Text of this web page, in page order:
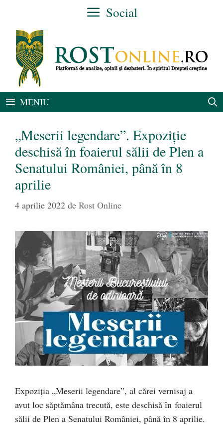
conținut
Social
MENIU
„Meserii legendare”. Expoziție
deschisă în foaierul sălii de Plen a
Senatului României, până în 8
aprilie
4 aprilie 2022 de Rost Online
Expoziția „Meserii legendare”, al cărei vernisaj a
avut loc săptămâna trecută, este deschisă în foaierul
sălii de Plen a Senatului României, până în 8 aprilie.